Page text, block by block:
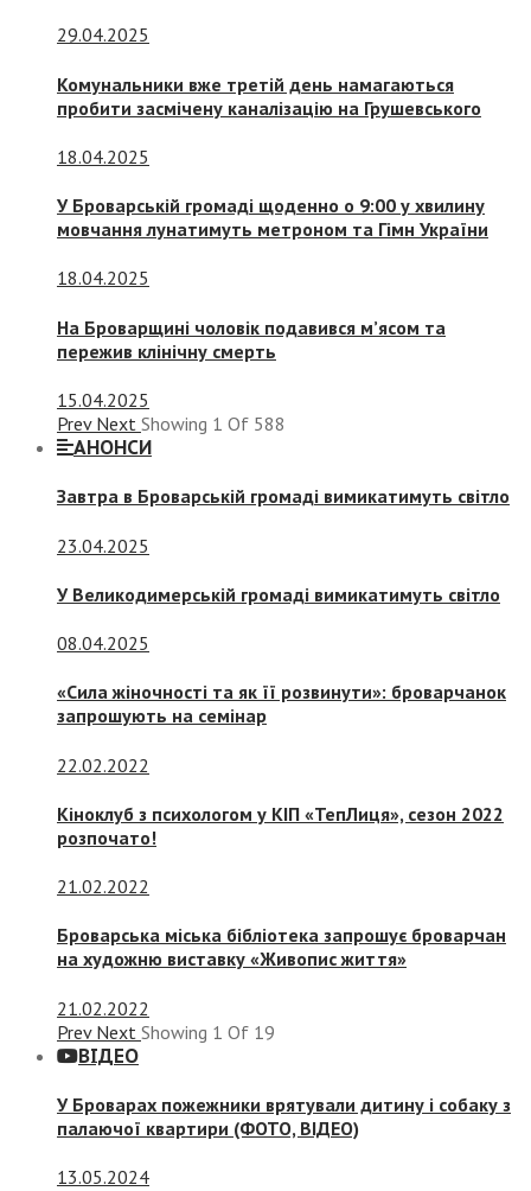
29.04.2025
Комунальники вже третій день намагаються
пробити засмічену каналізацію на Грушевського
18.04.2025
У Броварській громаді щоденно о 9:00 у хвилину
мовчання лунатимуть метроном та Гімн України
18.04.2025
На Броварщині чоловік подавився м’ясом та
пережив клінічну смерть
15.04.2025
Prev Next Showing 1 Of 588
АНОНСИ
Завтра в Броварській громаді вимикатимуть світло
23.04.2025
У Великодимерській громаді вимикатимуть світло
08.04.2025
«Сила жіночності та як її розвинути»: броварчанок
запрошують на семінар
22.02.2022
Кіноклуб з психологом у КІП «ТепЛиця», сезон 2022
розпочато!
21.02.2022
Броварська міська бібліотека запрошує броварчан
на художню виставку «Живопис життя»
21.02.2022
Prev Next Showing 1 Of 19
ВІДЕО
У Броварах пожежники врятували дитину і собаку з
палаючої квартири (ФОТО, ВІДЕО)
13.05.2024